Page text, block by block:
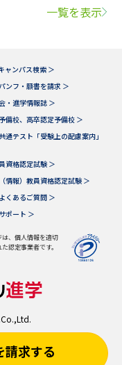
一覧を表示
請求する
ャンパス検索 ＞
ンフ・願書を請求 ＞
・進学情報誌 ＞
備校、高卒認定予備校 ＞
通テスト「受験上の配慮案内」
資格認定試験 ＞
情報）教員資格認定試験 ＞
くあるご質問 ＞
ポート ＞
、個人情報を適切
認定事業者です。